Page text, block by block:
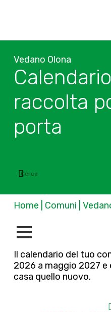
Vedano Olona
raccolta
porta
Home | Comuni |
Il calendario del tuo
2026 a maggio 2027 e
casa quello nuovo.